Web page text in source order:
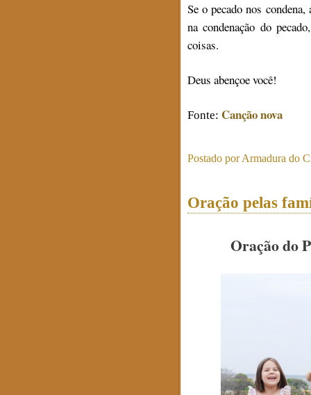
Se o pecado nos
na condenação do
coisas.
Deus abençoe você!
Fonte: Canção nova
Postado porArmadura do
Oração pelas
Oração do